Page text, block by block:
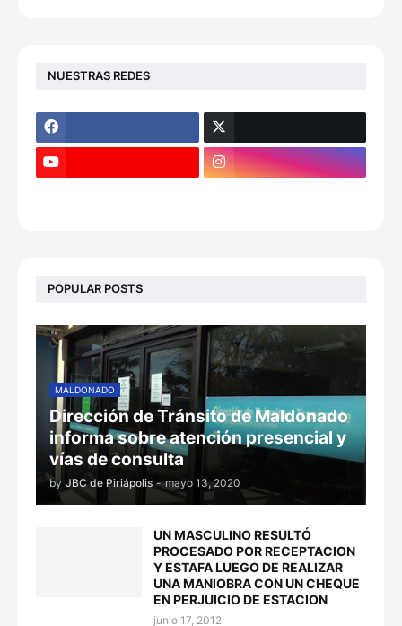
NUESTRAS REDES
POPULAR POSTS
MALDONADO
Dirección de Tránsito de Maldonado
informa sobre atención presencial y
vías de consulta
by JBC de Piriápolis - mayo 13, 2020
UN MASCULINO RESULTÓ
PROCESADO POR RECEPTACION
Y ESTAFA LUEGO DE REALIZAR
UNA MANIOBRA CON UN CHEQUE
EN PERJUICIO DE ESTACION
junio 17, 2012